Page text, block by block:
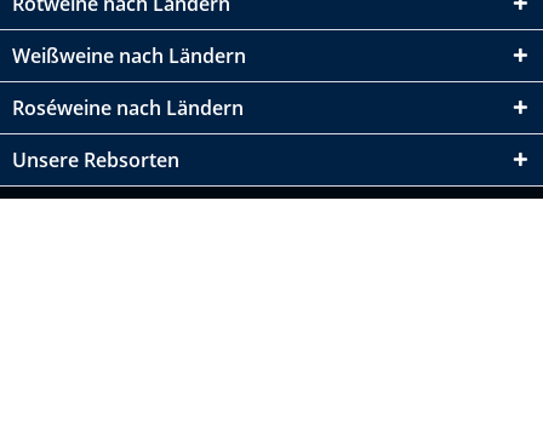
Weißweine nach Ländern
Roséweine nach Ländern
Unsere Rebsorten